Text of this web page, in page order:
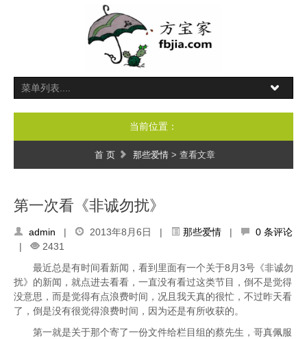
当前位置：
首 页 那些爱情> 查看文章
第一次看《非诚勿扰》
admin | 2013年8月6日 | 那些爱情 |
0 条评论
|
2431
最近总是有时间看新闻，看到里面有一个关于8月3号《非诚勿
扰》的新闻，就点进去看看，一直没有看过这类节目，倒不是觉得
没意思，而是觉得有点浪费时间，况且我天真的很忙，不过昨天看
了，倒是没有很觉得浪费时间，因为还是有所收获的。
第一就是关于那个寄了一份文件给栏目组的蔡先生，哥真佩服